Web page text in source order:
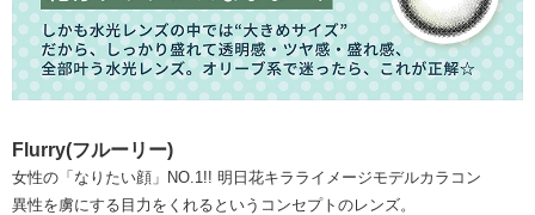
Flurry(フルーリー)
女性の「なりたい顔」NO.1!! 明日花キラライメージモデルカラコン
異性を虜にする目力をくれるというコンセプトのレンズ。